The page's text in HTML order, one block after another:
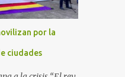
Saiz
conclusiones cómo
pagó comisiones
del régimen
por la
ciudades